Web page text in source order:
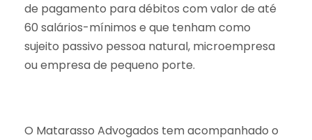
de pagamento para débitos com valor de até
60 salários-mínimos e que tenham como
sujeito passivo pessoa natural, microempresa
ou empresa de pequeno porte.
O Matarasso Advogados tem acompanhado o